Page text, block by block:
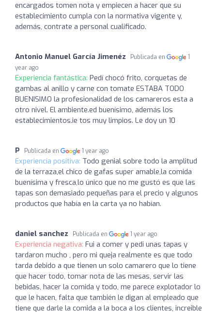
encargados tomen nota y empiecen a hacer que su
establecimiento cumpla con la normativa vigente y,
además, contrate a personal cualificado.
Antonio Manuel García Jimenéz Publicada en
1
year ago
Experiencia fantástica: Pedí chocó frito, corquetas de
gambas al anillo y carne con tomate ESTABA TODO
BUENISIMO la profesionalidad de los camareros esta a
otro nivel. El ambiente.ed buenísimo, además los
establecimientos.ie tos muy limpios. Le doy un 10
P Publicada en 1 year ago
Experiencia positiva: Todo genial sobre todo la amplitud
de la terraza,el chico de gafas super amable,la comida
buenísima y fresca,lo único que no me gustó es que las
tapas son demasiado pequeñas para el precio y algunos
productos que había en la carta ya no habían.
daniel sanchez Publicada en 1 year ago
Experiencia negativa: Fui a comer y pedi unas tapas y
tardaron mucho , pero mi queja realmente es que todo
tarda debido a que tienen un solo camarero que lo tiene
que hacer todo, tomar nota de las mesas, servir las
bebidas, hacer la comida y todo, me parece explotador lo
que le hacen, falta que también le digan al empleado que
tiene que darle la comida a la boca a los clientes, increible